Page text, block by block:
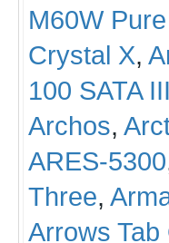
M60W
Crystal X,
100 SATA
Archos,
ARES-5300
Three,
Arrows Tab